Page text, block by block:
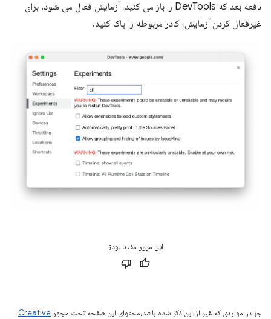
دفعه بعد که DevTools را باز می کنید، آزمایش فعال می شود. برای
غیرفعال کردن آزمایش، کادر مربوطه را پاک کنید.
این مرور مفید بود؟
جز در مواردی که غیر از این ذکر شده باشد،‌محتوای این صفحه تحت مجوز Creative